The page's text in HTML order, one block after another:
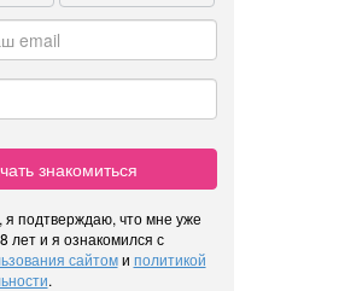
знакомиться
я подтверждаю, что мне уже
лет и я ознакомился с
сайтоми политикой
.